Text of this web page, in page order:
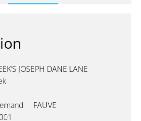
JOSEPH DANE LANE
FAUVE